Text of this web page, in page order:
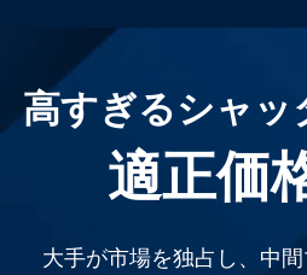
高すぎるシャッ
適正価
大手が市場を独占し、中